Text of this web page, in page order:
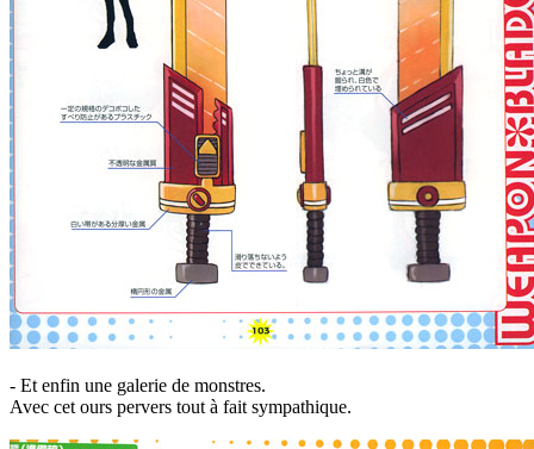
- Et enfin une galerie de monstres.
Avec cet ours pervers tout à fait sympathique.